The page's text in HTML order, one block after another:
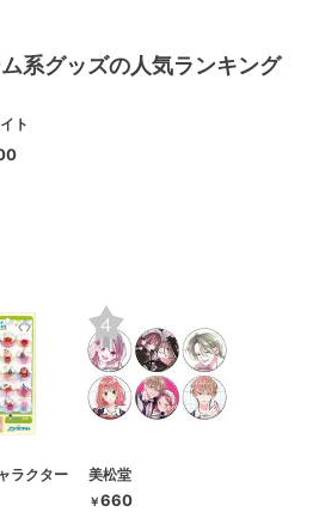
系グッズの人気ランキング
ト
ラクター 美松堂
￥660